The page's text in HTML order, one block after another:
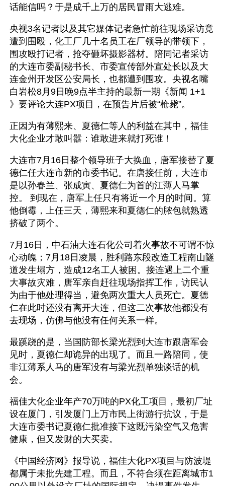
话能信吗？于是成千上万的居民冒雨大逃难。
央视3名记者以及其它媒体记者急忙前往现场采访竟
遭到围殴，化工厂几十名员工在厂领导的带领下，
围攻殴打记者，抢夺砸坏摄影器材。陪同记者采访
的大连市委副秘书长、市委宣传部外宣处长以及大
连金州开发区公安局长，也都遭到围攻。央视名嘴
白岩松8月9日晚9点半主持的最新一期《新闻 1+1
》要评论大连PX项目，在预告片后被“枪毙”。
正因为有薄熙来、夏德仁等人的利益在其中，福佳
大化企业才敢叫嚣：谁敢进来就打死谁！
大连市7月16日整个领导班子大换血，唐军接替了夏
德仁任大连市新的市委书记。在唐接任前，大连市
是以孙春兰、张成寅、夏德仁为首的江薄人马掌
控。 到现在，唐军上任只有将近一个月的时间。算
他倒霉，上任三天，薄熙来和夏德仁的脓包就熟透
挤破了两个。
7月16日，中石油大连石化公司着火事故不可谓不惊
心动魄；7月18日凌晨，胜利路东段改造工程南山隧
道发生塌方，造成12名工人被困。接连遇上二个重
大事故灾难，唐军亲自赶往现场指挥工作，访民认
为由于他处理得当，避免两次重大人员死亡。夏德
仁在此时还没有离开大连，但这二次事故他都没有
去现场，仿佛与他没有任何关系一样。
最蹊跷的是，当国防部长梁光烈到大连市跟唐军会
见时，夏德仁却诡异的出现了。而且一路陪同，使
非江薄系人马的唐军没有与梁光烈单独谈话的机
会。
福佳大化企业年产70万吨的PX化工项目，最初厂址
设在厦门，引发厦门上万市民上街游行抗议，于是
大连市委书记夏德仁批准接下这既污染空气又危害
健康，但又发财的大买卖。
《中国经济网》报导说，福佳大化PX项目与防波堤
都属于未批先建工程。而且，不符合须在距离城市1